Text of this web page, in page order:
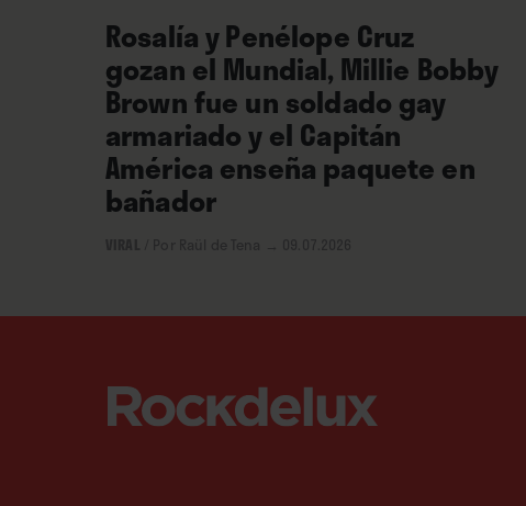
Rosalía y Penélope Cruz
gozan el Mundial, Millie Bobby
Brown fue un soldado gay
armariado y el Capitán
América enseña paquete en
bañador